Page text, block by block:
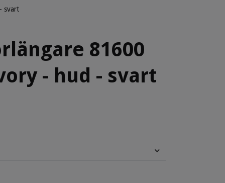
svart
81600
- hud - svart